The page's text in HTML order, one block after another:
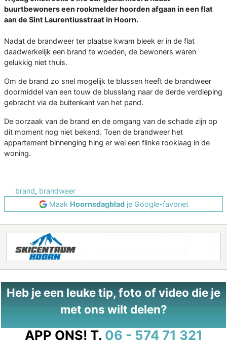
buurtbewoners een rookmelder hoorden afgaan in een flat
aan de Sint Laurentiusstraat in Hoorn.
Nadat de brandweer ter plaatse kwam bleek er in de flat
daadwerkelijk een brand te woeden, de bewoners waren
gelukkig niet thuis.
Om de brand zo snel mogelijk te blussen heeft de brandweer
doormiddel van een touw de blusslang naar de derde verdieping
gebracht via de buitenkant van het pand.
De oorzaak van de brand en de omgang van de schade zijn op
dit moment nog niet bekend. Toen de brandweer het
appartement binnenging hing er wel een flinke rooklaag in de
woning.
brand, brandweer
Maak Hoornsdagbladje Google-favoriet
Heb je een leuke tip, foto of video die je
met ons wilt delen?
APP ONS! T. 06 - 574 71 321